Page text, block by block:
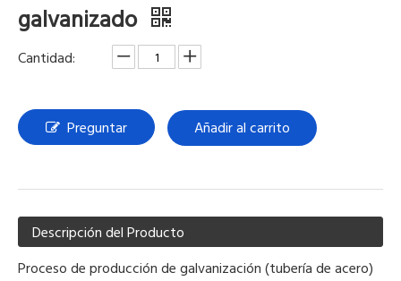
galvanizado
Cantidad:
Preguntar Añadir al carrito
Descripción del Producto
Proceso de producción de galvanización (tubería de acero)